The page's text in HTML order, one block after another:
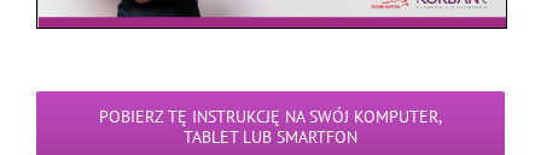
POBIERZ TĘ INSTRUKCJĘ NA SWÓJ KOMPUTER,
TABLET LUB SMARTFON